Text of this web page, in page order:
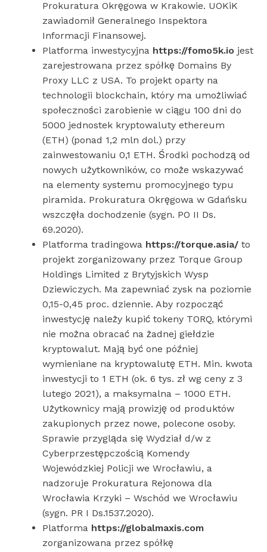
Prokuratura Okręgowa w Krakowie. UOKiK
zawiadomił Generalnego Inspektora
Informacji Finansowej.
Platforma inwestycyjna https://fomo5k.iojest
zarejestrowana przez spółkę Domains By
Proxy LLC z USA. To projekt oparty na
technologii blockchain, który ma umożliwiać
społeczności zarobienie w ciągu 100 dni do
5000 jednostek kryptowaluty ethereum
(ETH) (ponad 1,2 mln dol.) przy
zainwestowaniu 0,1 ETH. Środki pochodzą od
nowych użytkowników, co może wskazywać
na elementy systemu promocyjnego typu
piramida. Prokuratura Okręgowa w Gdańsku
wszczęła dochodzenie (sygn. PO II Ds.
69.2020).
Platforma tradingowa https://torque.asia/to
projekt zorganizowany przez Torque Group
Holdings Limited z Brytyjskich Wysp
Dziewiczych. Ma zapewniać zysk na poziomie
0,15-0,45 proc. dziennie. Aby rozpocząć
inwestycję należy kupić tokeny TORQ, którymi
nie można obracać na żadnej giełdzie
kryptowalut. Mają być one później
wymieniane na kryptowalutę ETH. Min. kwota
inwestycji to 1 ETH (ok. 6 tys. zł wg ceny z 3
lutego 2021), a maksymalna – 1000 ETH.
Użytkownicy mają prowizję od produktów
zakupionych przez nowe, polecone osoby.
Sprawie przygląda się Wydział d/w z
Cyberprzestępczością Komendy
Wojewódzkiej Policji we Wrocławiu, a
nadzoruje Prokuratura Rejonowa dla
Wrocławia Krzyki – Wschód we Wrocławiu
(sygn. PR I Ds.1537.2020).
Platforma https://globalmaxis.com
zorganizowana przez spółkę